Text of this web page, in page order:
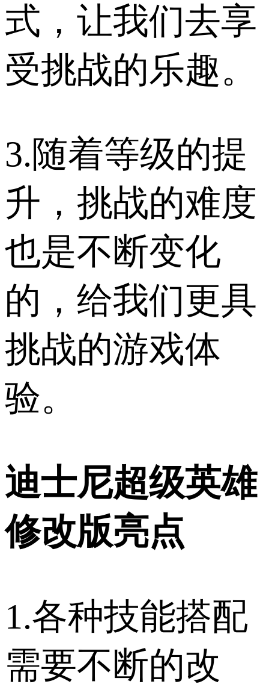
式，让我们去享
受挑战的乐趣。
3.随着等级的提
升，挑战的难度
也是不断变化
的，给我们更具
挑战的游戏体
验。
迪士尼超级英雄
修改版亮点
1.各种技能搭配
需要不断的改